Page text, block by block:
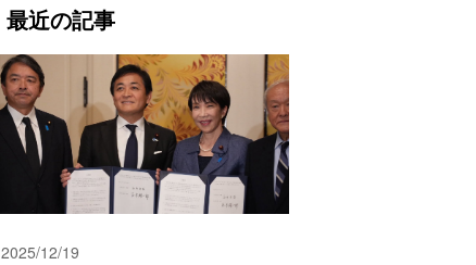
最近の記事
2025/12/19